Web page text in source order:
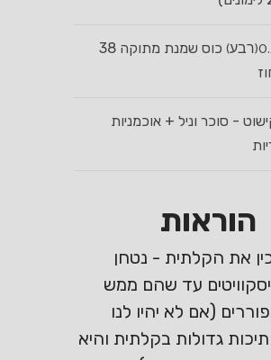
(רבע)
כוס שמנת מתוקה 38
- סוכר וניל + אוכמניות
הוראות
את הקלתית - נטחן
עד שהם ממש
(אם לא יהיו לנו
גדולות בקלתית והיא